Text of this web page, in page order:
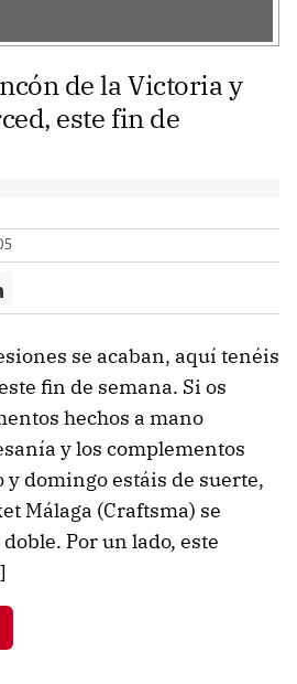
de la Victoria y
este fin de
se acaban, aquí tenéis
fin de semana. Si os
hechos a mano
y los complementos
y domingo estáis de suerte,
Málaga (Craftsma) se
Por un lado, este